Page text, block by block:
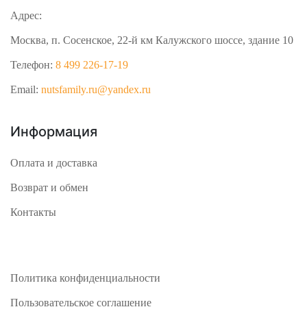
Адрес:
Москва, п. Сосенское, 22-й км Калужского шоссе, здание 10
Телефон: 8 499 226-17-19
Email: nutsfamily.ru@yandex.ru
Информация
Оплата и доставка
Возврат и обмен
Контакты
Политика конфиденциальности
Пользовательское соглашение